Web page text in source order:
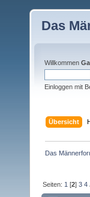
Das
Willkommen
Einloggen mit
Übersicht
Das
Seiten: 1 [2]3 4